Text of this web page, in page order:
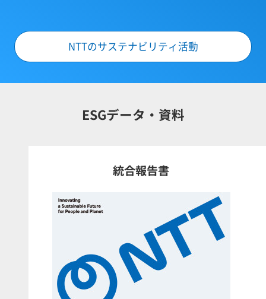
NTTのサステナビリティ活動
ESGデータ・資料
統合報告書